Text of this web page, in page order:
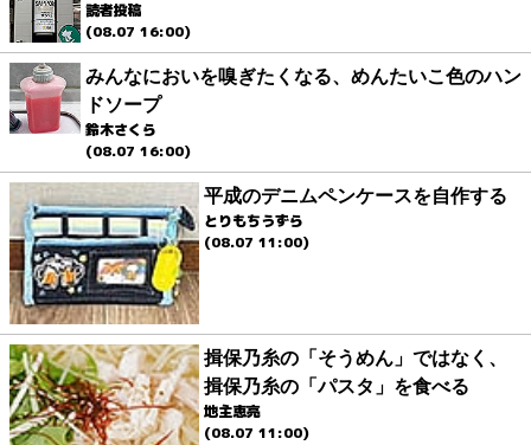
読者投稿
(08.07 16:00)
みんなにおいを嗅ぎたくなる、めんたいこ色のハン
ドソープ
鈴木さくら
(08.07 16:00)
平成のデニムペンケースを自作する
とりもちうずら
(08.07 11:00)
揖保乃糸の「そうめん」ではなく、
揖保乃糸の「パスタ」を食べる
地主恵亮
(08.07 11:00)